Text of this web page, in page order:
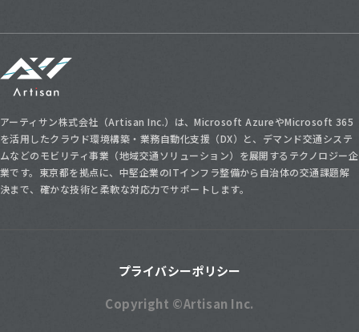
アーティサン株式会社
アーティサン株式会社（Artisan Inc.）は、Microsoft AzureやMicrosoft 365
を活用したクラウド環境構築・業務自動化支援（DX）と、デマンド交通システ
ムなどのモビリティ事業（地域交通ソリューション）を展開するテクノロジー企
業です。東京都を拠点に、中堅企業のITインフラ整備から自治体の交通課題解
決まで、確かな技術と柔軟な対応力でサポートします。
プライバシーポリシー
Copyright ©Artisan Inc.